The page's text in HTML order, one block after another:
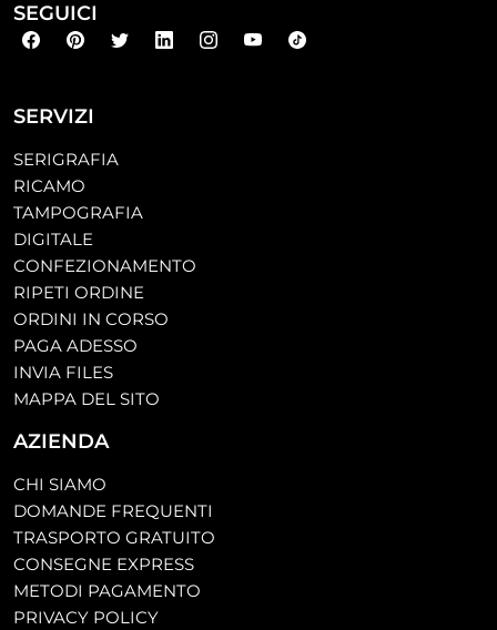
SERVIZI
SERIGRAFIA
RICAMO
TAMPOGRAFIA
DIGITALE
CONFEZIONAMENTO
RIPETI ORDINE
ORDINI IN CORSO
PAGA ADESSO
INVIA FILES
MAPPA DEL SITO
AZIENDA
CHI SIAMO
DOMANDE FREQUENTI
TRASPORTO GRATUITO
CONSEGNE EXPRESS
METODI PAGAMENTO
PRIVACY POLICY
SEGUICI